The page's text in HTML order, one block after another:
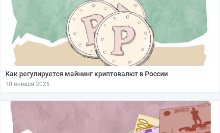
Как регулируется майнинг криптовалют в России
10 января 2025